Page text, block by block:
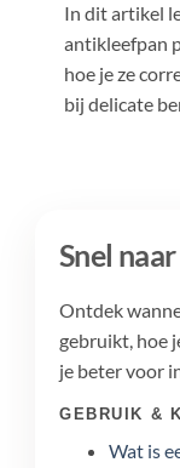
In dit artikel
antikleefpan
hoe je ze
bij delicate
Snel naar
Ontdek
gebruikt, hoe
je beter voor
GEBRUIK &
Wat is